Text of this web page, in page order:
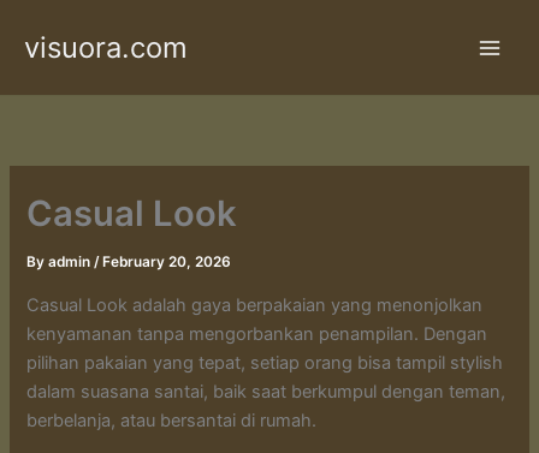
visuora.com
Casual Look
Byadmin/ February 20, 2026
Casual Look adalah gaya berpakaian yang menonjolkan
kenyamanan tanpa mengorbankan penampilan. Dengan
pilihan pakaian yang tepat, setiap orang bisa tampil stylish
dalam suasana santai, baik saat berkumpul dengan teman,
berbelanja, atau bersantai di rumah.